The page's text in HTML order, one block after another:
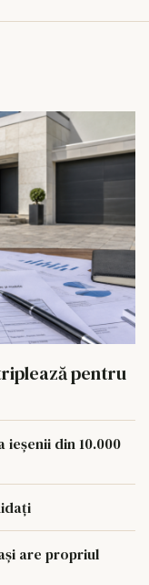
pentru
din 10.000
are propriul